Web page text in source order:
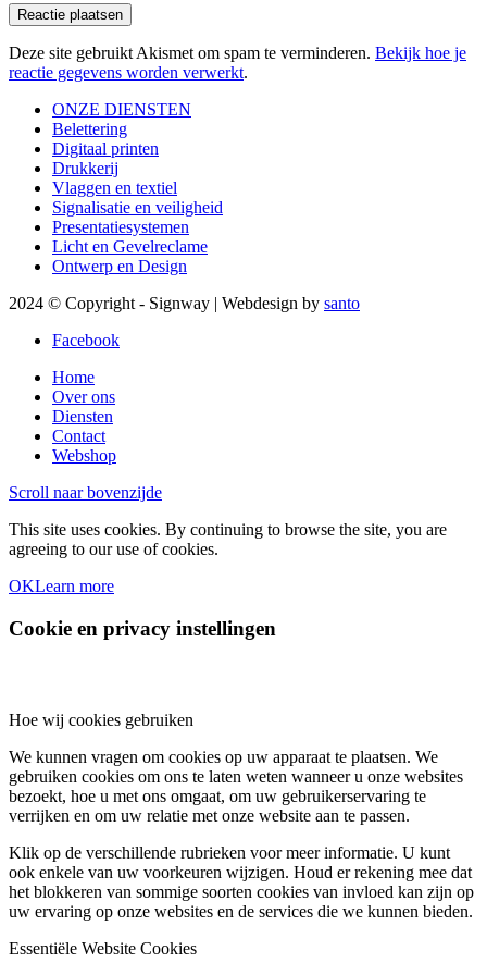
Deze site gebruikt Akismet om spam te verminderen. Bekijk hoe je
reactie gegevens worden verwerkt.
ONZE DIENSTEN
Belettering
Digitaal printen
Drukkerij
Vlaggen en textiel
Signalisatie en veiligheid
Presentatiesystemen
Licht en Gevelreclame
Ontwerp en Design
2024 © Copyright - Signway | Webdesign by santo
Facebook
Home
Over ons
Diensten
Contact
Webshop
Scroll naar bovenzijde
This site uses cookies. By continuing to browse the site, you are
agreeing to our use of cookies.
OKLearn more
Cookie en privacy instellingen
Hoe wij cookies gebruiken
We kunnen vragen om cookies op uw apparaat te plaatsen. We
gebruiken cookies om ons te laten weten wanneer u onze websites
bezoekt, hoe u met ons omgaat, om uw gebruikerservaring te
verrijken en om uw relatie met onze website aan te passen.
Klik op de verschillende rubrieken voor meer informatie. U kunt
ook enkele van uw voorkeuren wijzigen. Houd er rekening mee dat
het blokkeren van sommige soorten cookies van invloed kan zijn op
uw ervaring op onze websites en de services die we kunnen bieden.
Essentiële Website Cookies